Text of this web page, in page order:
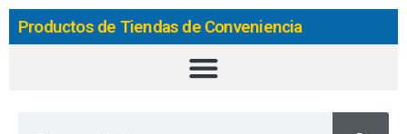
Productos de Tiendas de Conveniencia